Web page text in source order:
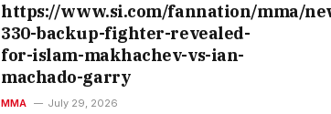
https://www.si.com/fannation/mma/
330-backup-fighter-revealed-
for-islam-makhachev-vs-ian-
machado-garry
MMA July 29, 2026